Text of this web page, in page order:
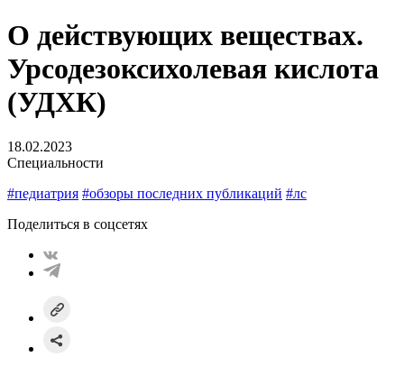
О действующих веществах.
Урсодезоксихолевая кислота
(УДХК)
18.02.2023
Специальности
#педиатрия #обзоры последних публикаций #лс
Поделиться в соцсетях